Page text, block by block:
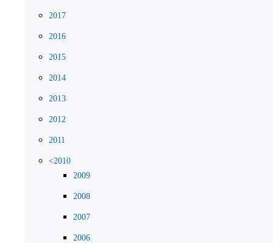
2017
2016
2015
2014
2013
2012
2011
<2010
2009
2008
2007
2006